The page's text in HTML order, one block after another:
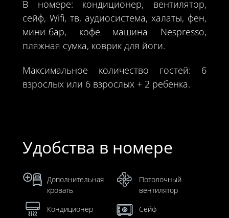
В номере: кондиционер, вентилятор,
сейф, Wifi, тв, аудиосистема, халаты, фен,
мини-бар, кофе машина Nespresso,
пляжная сумка, коврик для йоги.
Максимальное количество гостей: 6
взрослых или 6 взрослых + 2 ребенка.
Удобства в номере
Дополнительная
кровать
Потолочный
вентилятор
Кондиционер
Сейф